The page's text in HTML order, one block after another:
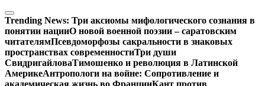
Перейти
к
содержимому
Trending News: Три аксиомы мифологического сознания в
понятии нацииО новой военной поэзии – саратовским
читателямПсевдоморфозы сакральности в знаковых
пространствах современностиТри души
СвидригайловаТимошенко и революция в Латинской
АмерикеАнтропологи на войне: Сопротивление и
академическая жизнь во ФранцииКант против